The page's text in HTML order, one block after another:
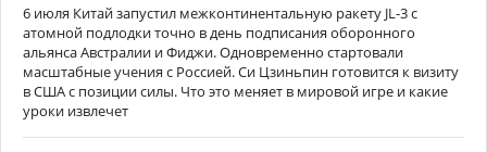
6 июля Китай запустил межконтинентальную ракету JL-3 с
атомной подлодки точно в день подписания оборонного
альянса Австралии и Фиджи. Одновременно стартовали
масштабные учения с Россией. Си Цзиньпин готовится к визиту
в США с позиции силы. Что это меняет в мировой игре и какие
уроки извлечет